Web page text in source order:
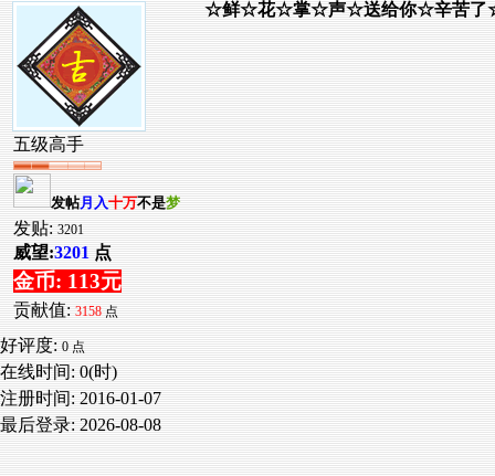
五级高手
发帖月入十万不是梦
发贴: 3201
威望:3201 点
金币: 113元
贡献值: 3158 点
好评度: 0 点
在线时间: 0(时)
注册时间: 2016-01-07
最后登录: 2026-08-08
☆鲜☆花☆掌☆声☆送给你☆辛苦